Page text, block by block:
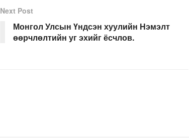
Next Post
Монгол Улсын Үндсэн хуулийн Нэмэлт
өөрчлөлтийн уг эхийг ёсчлов.